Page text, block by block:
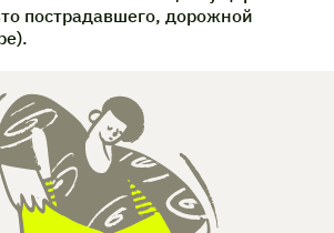
пострадавшего, дорожной